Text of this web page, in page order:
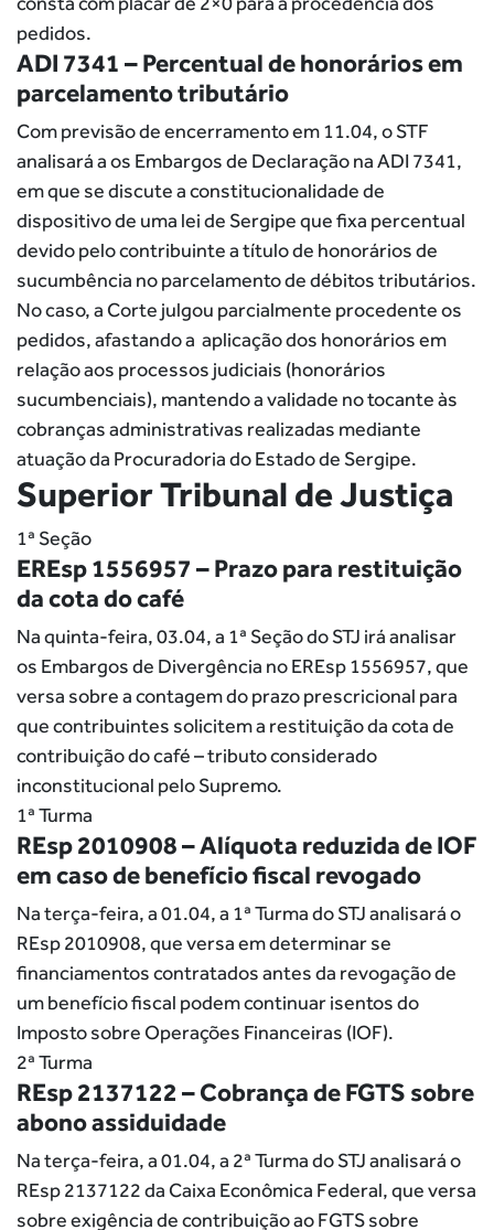
pedidos.
ADI 7341 – Percentual de honorários em
parcelamento tributário
Com previsão de encerramento em 11.04, o STF
analisará a os Embargos de Declaração na ADI 7341,
em que se discute a constitucionalidade de
dispositivo de uma lei de Sergipe que fixa percentual
devido pelo contribuinte a título de honorários de
sucumbência no parcelamento de débitos tributários.
No caso, a Corte julgou parcialmente procedente os
pedidos, afastando a aplicação dos honorários em
relação aos processos judiciais (honorários
sucumbenciais), mantendo a validade no tocante às
cobranças administrativas realizadas mediante
atuação da Procuradoria do Estado de Sergipe.
Superior Tribunal de Justiça
1ª Seção
EREsp 1556957 – Prazo para restituição
da cota do café
Na quinta-feira, 03.04, a 1ª Seção do STJ irá analisar
os Embargos de Divergência no EREsp 1556957, que
versa sobre a contagem do prazo prescricional para
que contribuintes solicitem a restituição da cota de
contribuição do café – tributo considerado
inconstitucional pelo Supremo.
1ª Turma
REsp 2010908 – Alíquota reduzida de IOF
em caso de benefício fiscal revogado
Na terça-feira, a 01.04, a 1ª Turma do STJ analisará o
REsp 2010908, que versa em determinar se
financiamentos contratados antes da revogação de
um benefício fiscal podem continuar isentos do
Imposto sobre Operações Financeiras (IOF).
2ª Turma
REsp 2137122 – Cobrança de FGTS sobre
abono assiduidade
Na terça-feira, a 01.04, a 2ª Turma do STJ analisará o
REsp 2137122 da Caixa Econômica Federal, que versa
sobre exigência de contribuição ao FGTS sobre